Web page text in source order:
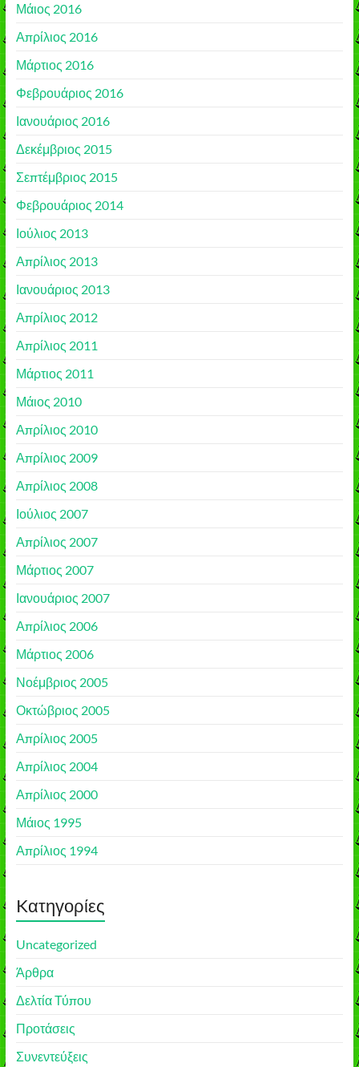
Μάιος 2016
Απρίλιος 2016
Μάρτιος 2016
Φεβρουάριος 2016
Ιανουάριος 2016
Δεκέμβριος 2015
Σεπτέμβριος 2015
Φεβρουάριος 2014
Ιούλιος 2013
Απρίλιος 2013
Ιανουάριος 2013
Απρίλιος 2012
Απρίλιος 2011
Μάρτιος 2011
Μάιος 2010
Απρίλιος 2010
Απρίλιος 2009
Απρίλιος 2008
Ιούλιος 2007
Απρίλιος 2007
Μάρτιος 2007
Ιανουάριος 2007
Απρίλιος 2006
Μάρτιος 2006
Νοέμβριος 2005
Οκτώβριος 2005
Απρίλιος 2005
Απρίλιος 2004
Απρίλιος 2000
Μάιος 1995
Απρίλιος 1994
Kατηγορίες
Uncategorized
Άρθρα
Δελτία Τύπου
Προτάσεις
Συνεντεύξεις